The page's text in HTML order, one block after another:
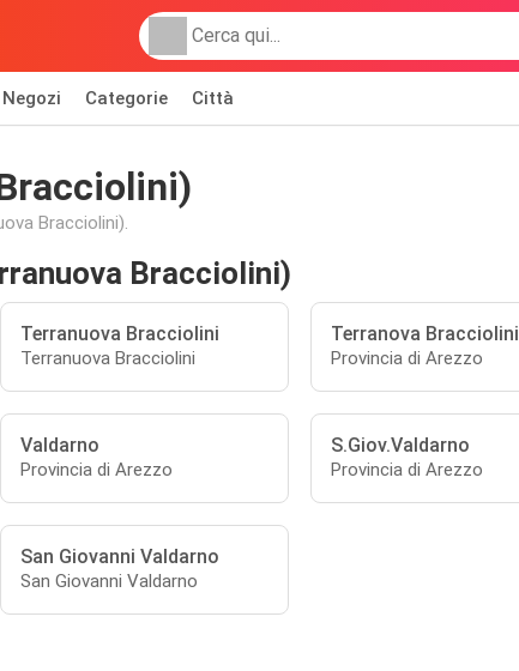
Negozi Categorie Città
Bracciolini).
Bracciolini)
Terranuova Bracciolini
Terranuova Bracciolini
Terranova Bracciolini
Provincia di Arezzo
Valdarno
Provincia di Arezzo
S.Giov.Valdarno
Provincia di Arezzo
San Giovanni Valdarno
San Giovanni Valdarno